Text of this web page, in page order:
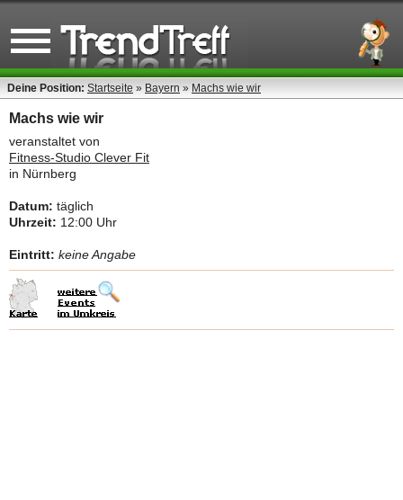
Deine Position: Startseite » Bayern » Machs wie wir
Machs wie wir
veranstaltet von
Fitness-Studio Clever Fit
in Nürnberg
Datum: täglich
Uhrzeit: 12:00 Uhr
Eintritt: keine Angabe